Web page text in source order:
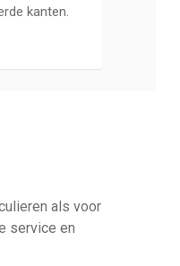
kanten.
als voor
service en